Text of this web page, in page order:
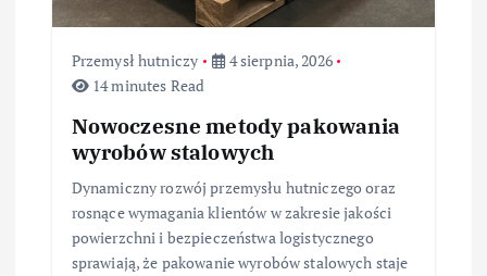
Przemysł hutniczy
4 sierpnia, 2026
14 minutes Read
Nowoczesne metody pakowania
wyrobów stalowych
Dynamiczny rozwój przemysłu hutniczego oraz
rosnące wymagania klientów w zakresie jakości
powierzchni i bezpieczeństwa logistycznego
sprawiają, że pakowanie wyrobów stalowych staje